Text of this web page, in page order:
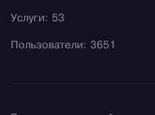
Услуги: 53
Пользователи: 3651